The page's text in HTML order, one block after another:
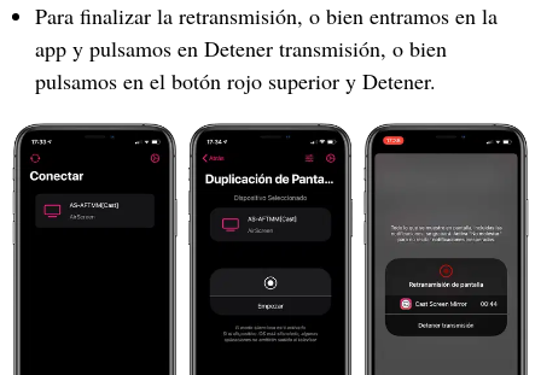
Para finalizar la retransmisión, o bien entramos en la
app y pulsamos en Detener transmisión, o bien
pulsamos en el botón rojo superior y Detener.